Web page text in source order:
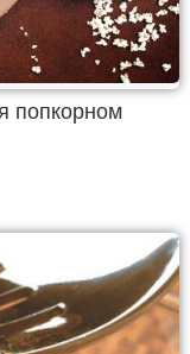
попкорном